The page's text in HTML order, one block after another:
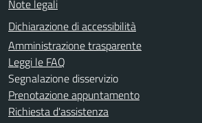
Note legali
Dichiarazione di accessibilità
Amministrazione trasparente
Leggi le FAQ
Segnalazione disservizio
Prenotazione appuntamento
Richiesta d'assistenza